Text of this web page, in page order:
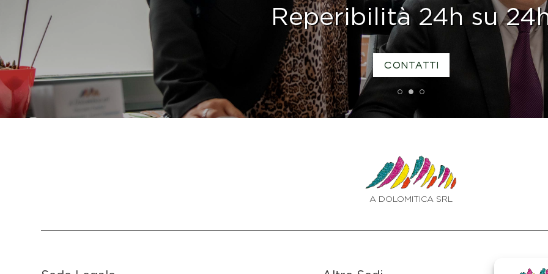
1 2 3
Reperibilità 24h su
CONTATTI
A DOLOMITICA SRL